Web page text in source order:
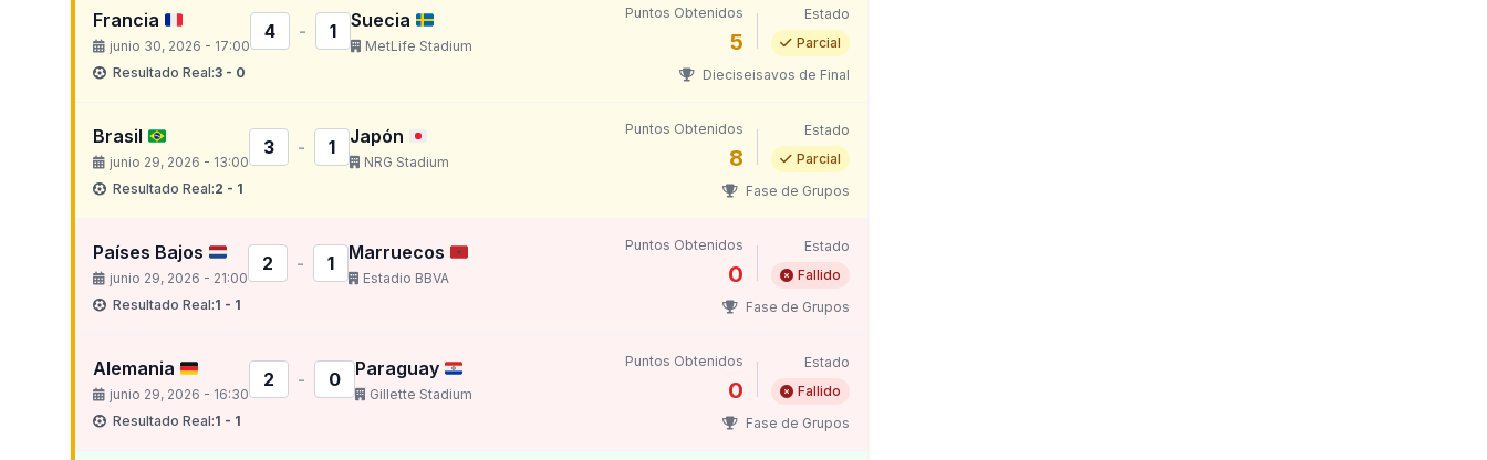
Francia
junio 30, 2026 - 17:00
4 - 1 Suecia
MetLife Stadium
Resultado Real:3 - 0
Puntos Obtenidos
5
Estado
Parcial
Dieciseisavos de Final
Brasil
junio 29, 2026 - 13:00
3 - 1 Japón
NRG Stadium
Resultado Real:2 - 1
Puntos Obtenidos
8
Estado
Parcial
Fase de Grupos
Países Bajos
junio 29, 2026 - 21:00
2 - 1 Marruecos
Estadio BBVA
Resultado Real:1 - 1
Puntos Obtenidos
0
Estado
Fallido
Fase de Grupos
Alemania
junio 29, 2026 - 16:30
2 - 0 Paraguay
Gillette Stadium
Resultado Real:1 - 1
Puntos Obtenidos
0
Estado
Fallido
Fase de Grupos